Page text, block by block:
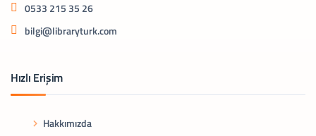
0533 215 35 26
bilgi@libraryturk.com
Hızlı Erişim
Hakkımızda